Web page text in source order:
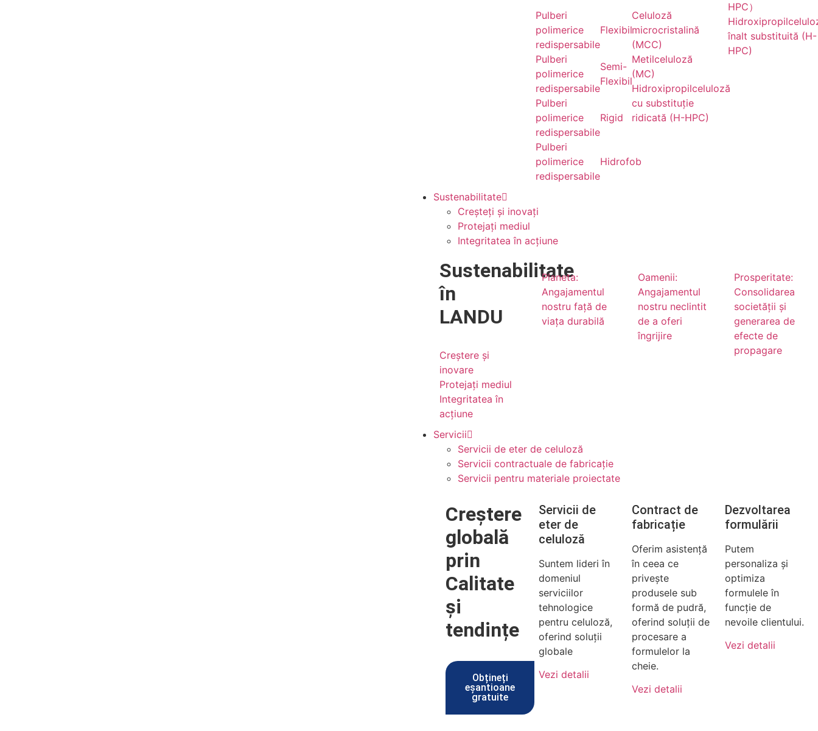
Pulberi
polimerice
redispersabile
Flexibil
Pulberi
polimerice
redispersabile
Semi-
Flexibil
Pulberi
polimerice
redispersabile
Rigid
Pulberi
polimerice
redispersabile
Hidrofob
Celuloză
microcristalină
(MCC)
Metilceluloză
(MC)
Hidroxipropilceluloză
cu substituție
ridicată (H-HPC)
HPC）
înalt substituită (H-
HPC)
Sustenabilitate
Creșteți și inovați
Protejați mediul
Integritatea în acțiune
Sustenabilitate
în
LANDU
Creștere și
inovare
Protejați mediul
Integritatea în
acțiune
Planeta:
Angajamentul
nostru față de
viața durabilă
Oamenii:
Angajamentul
nostru neclintit
de a oferi
îngrijire
Prosperitate:
Consolidarea
societății și
generarea de
efecte de
propagare
Servicii
Servicii de eter de celuloză
Servicii contractuale de fabricație
Servicii pentru materiale proiectate
Creștere
globală
prin
Calitate
și
tendințe
Obțineți
eșantioane
gratuite
Servicii de
eter de
celuloză
Suntem lideri în
domeniul
serviciilor
tehnologice
pentru celuloză,
oferind soluții
globale
Vezi detalii
Contract de
fabricație
Oferim asistență
în ceea ce
privește
produsele sub
formă de pudră,
oferind soluții de
procesare a
formulelor la
cheie.
Vezi detalii
Dezvoltarea
formulării
Putem
personaliza și
optimiza
formulele în
funcție de
nevoile clientului.
Vezi detalii